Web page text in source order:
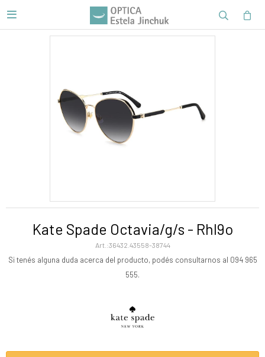

Kate Spade Octavia/g/s - Rhl9o
36432.43558-38744
Si tenés alguna duda acerca del producto, podés consultarnos al 094 965
555.